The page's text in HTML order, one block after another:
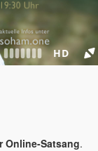
Online-Satsang.